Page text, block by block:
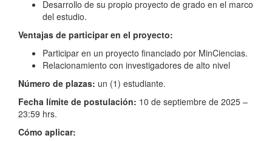
Desarrollo de su propio proyecto de grado en el marco
del estudio.
Ventajas de participar en el proyecto:
Participar en un proyecto financiado por MinCiencias.
Relacionamiento con investigadores de alto nivel
Número de plazas: un (1) estudiante.
Fecha límite de postulación: 10 de septiembre de 2025 –
23:59 hrs.
Cómo aplicar: